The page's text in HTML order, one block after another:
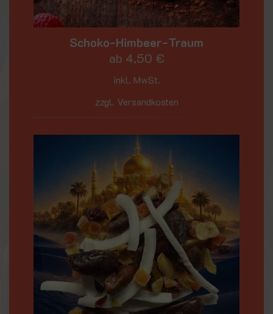
Schoko-Himbeer-Traum
ab 4,50 €
inkl. MwSt.
zzgl. Versandkosten